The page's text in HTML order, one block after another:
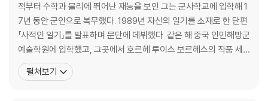
적부터 수학과 물리에 뛰어난 재능을 보인 그는 군사학교에 입학해 1
7년 동안 군인으로 복무했다. 1989년 자신의 일기를 소재로 한 단편
「사적인 일기」를 발표하며 문단에 데뷔했다. 같은 해 중국 인민해방군
예술학원에 입학했고, 그곳에서 호르헤 루이스 보르헤스의 작품 세
계에 깊은 영향을 받아 미로 같은 플롯과 현실과 비현실이 교차하는
서사 기법을 발전시켰다. 1994년에 단편집 『퍼플코드와 블랙코드』
펼쳐보기